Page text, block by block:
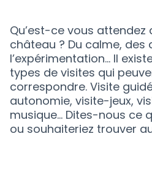
Qu’est-ce vous attendez
château ? Du calme, des
l’expérimentation... Il
types de visites qui
correspondre. Visite
autonomie, visite-jeux,
musique… Dites-nous ce
ou souhaiteriez trouver